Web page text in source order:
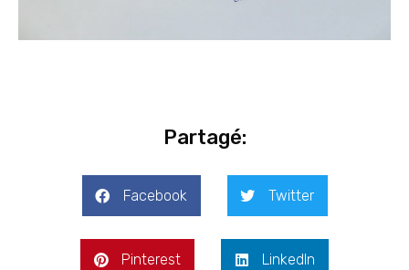
Partagé:
Facebook Twitter
Pinterest LinkedIn